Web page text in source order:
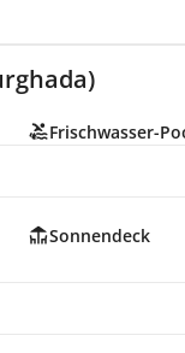
Frischwasser-
Sonnendeck